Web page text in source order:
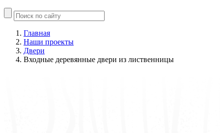
Главная
Наши проекты
Двери
Входные деревянные двери из лиственницы